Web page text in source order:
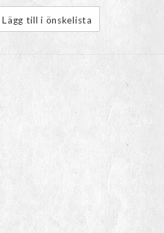
Lägg till i önskelista